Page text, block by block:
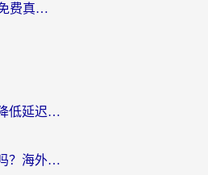
海外党必看：中国VPN免费真的靠谱吗？手把手教你选对回国加速器
国外玩流星蝴蝶剑怎么降低延迟？海外党必看的加速秘籍（含欧洲鸣潮&彩虹岛优化攻略）
在国外也能玩穿越火线吗？海外玩家国服游戏畅玩终极指南